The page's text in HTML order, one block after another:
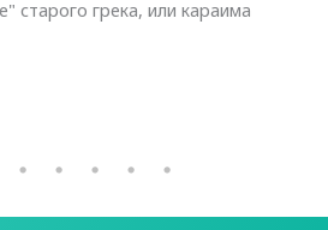
старого грека, или караима